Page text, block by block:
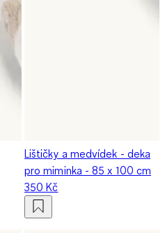
Lištičky a medvídek - deka
pro miminka - 85 x 100 cm
350 Kč